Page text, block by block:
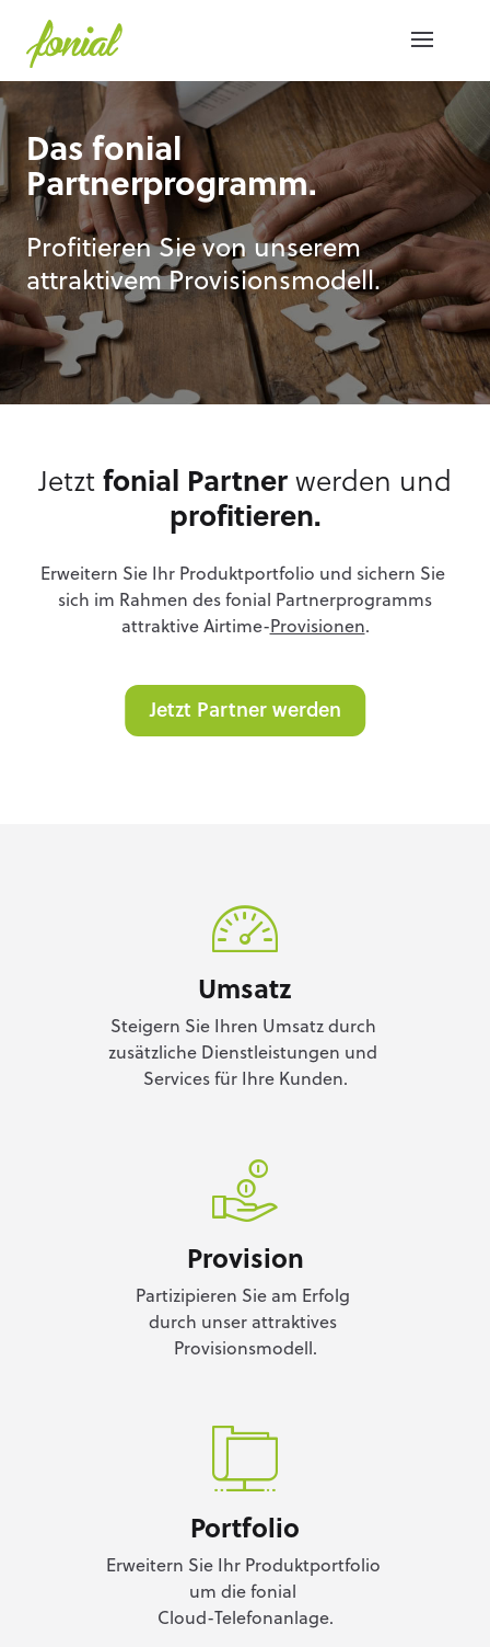
Das fonial
Partnerprogramm.
Profitieren Sie von unserem
attraktivem Provisionsmodell.
Jetzt fonial Partnerwerden und
profitieren.
Erweitern Sie Ihr Produktportfolio und sichern Sie
sich im Rahmen des fonial Partnerprogramms
attraktive Airtime- Provisionen.
Jetzt Partner werden
Umsatz
Steigern Sie Ihren Umsatz durch
zusätzliche Dienstleistungen und
Services für Ihre Kunden.
Provision
Partizipieren Sie am Erfolg
durch unser attraktives
Provisionsmodell.
Portfolio
Erweitern Sie Ihr Produktportfolio
um die fonial
Cloud-Telefonanlage.